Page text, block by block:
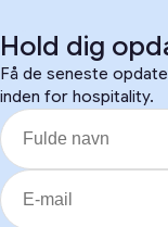
Hold dig
Få de seneste
inden for hospitality.